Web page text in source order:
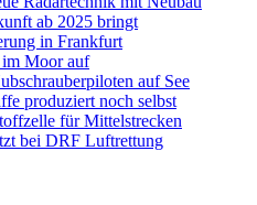
ab 2025 bringt
in Frankfurt
Moor auf
auf See
produziert noch selbst
für Mittelstrecken
bei DRF Luftrettung